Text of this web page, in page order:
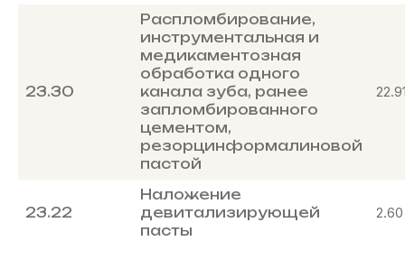
23.30
Распломбирование,
инструментальная и
медикаментозная
обработка одного
канала зуба, ранее
запломбированного
цементом,
резорцинформалиновой
пастой
23.22
Наложение
девитализирующей
пасты